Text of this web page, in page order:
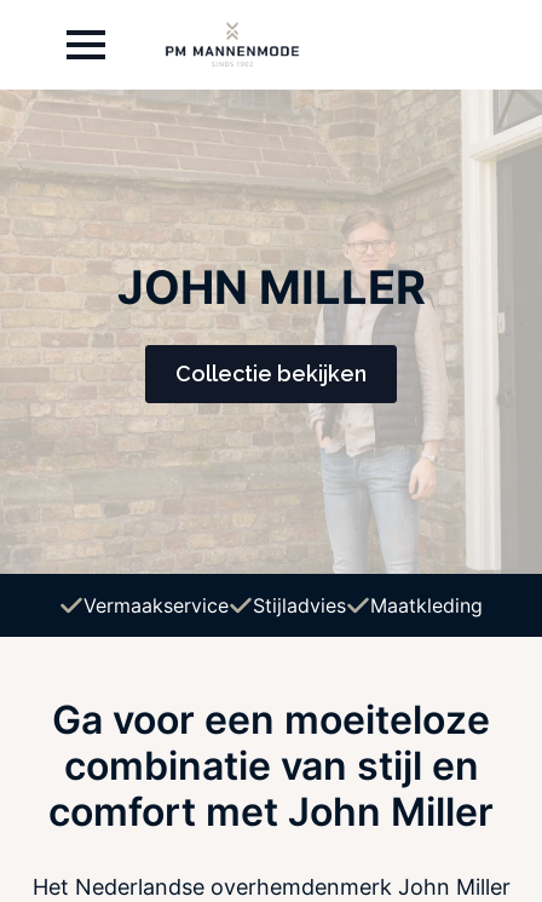
JOHN MILLER
Collectie bekijken
Vermaakservice Stijladvies Maatkleding
Ga voor een moeiteloze
combinatie van stijl en
comfort met John Miller
Het Nederlandse overhemdenmerk John Miller